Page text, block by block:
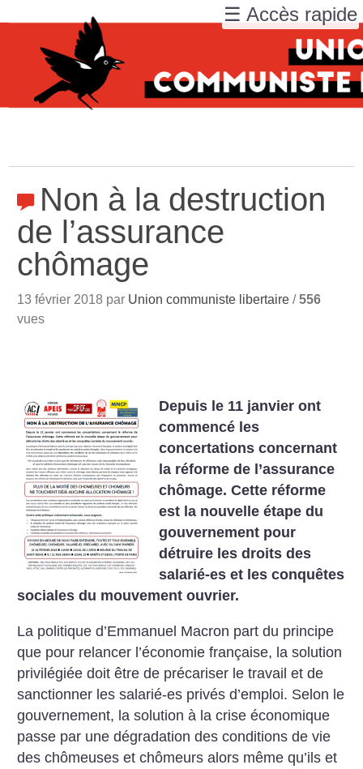
Non à la destruction
de l’assurance
chômage
13 février 2018 par Union communiste libertaire /556
vues
Depuis le 11 janvier ont
commencé les
concertations concernant
la réforme de l’assurance
chômage. Cette réforme
est la nouvelle étape du
gouvernement pour
détruire les droits des
salarié-es et les conquêtes
sociales du mouvement ouvrier.
La politique d’Emmanuel Macron part du principe
que pour relancer l’économie française, la solution
privilégiée doit être de précariser le travail et de
sanctionner les salarié-es privés d’emploi. Selon le
gouvernement, la solution à la crise économique
passe par une dégradation des conditions de vie
des chômeuses et chômeurs alors même qu’ils et
☰ Accès rapide